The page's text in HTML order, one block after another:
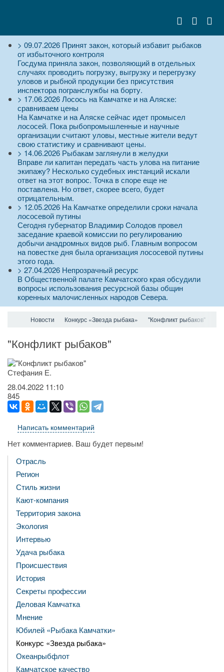
> 09.07.2026 Принят закон, который избавит рыбаков
от избыточного контроля
Госдума приняла закон, позволяющий в отдельных
случаях проводить погрузку, выгрузку и перегрузку
уловов и рыбной продукции без присутствия
инспектора погранслужбы на борту.
> 17.06.2026Лосось на Камчатке и на Аляске:
сравниваем цены
На Камчатке и на Аляске сейчас идет промысел
лососей. Пока рыбопромышленные и научные
организации считают уловы, местные жители ведут
свою статистику и сравнивают цены.
> 14.06.2026 Рыбакам заглянули в желудки
Вправе ли капитан передать часть улова на питание
экипажу? Несколько судебных инстанций искали
ответ на этот вопрос. Точка в споре еще не
поставлена. Но ответ, скорее всего, будет
отрицательным.
> 12.05.2026 На Камчатке определили сроки начала
лососевой путины
Сегодня губернатор Владимир Солодов провел
заседание краевой комиссии по регулированию
добычи анадромных видов рыб. Главным вопросом
на повестке дня была организация лососевой путины
этого года.
> 27.04.2026 Непрозрачный ресурс
В Общественной палате Камчатского края обсудили
вопросы использования ресурсной базы общин
коренных малочисленных народов Севера.
Новости Конкурс «Звезда рыбака» "Конфликт рыбаков"
"Конфликт рыбаков"
Стефания Е.
28.04.2022 11:10
845
Написать комментарий
Нет комментариев. Ваш будет первым!
Отрасль
Регион
Стиль жизни
Кают-компания
Территория закона
Экология
Интервью
Удача рыбака
Происшествия
История
Секреты профессии
Деловая Камчатка
Мнение
Юбилей «Рыбака Камчатки»
Конкурс «Звезда рыбака»
Океанрыбфлот
Камчатское качество